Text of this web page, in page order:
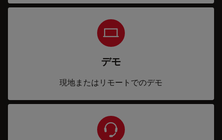
デモ
現地またはリモートでのデモ